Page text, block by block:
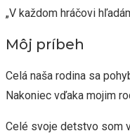
„V každom hráčovi
Môj príbeh
Celá naša rodina sa
Nakoniec vďaka mojim
Celé svoje detstvo som